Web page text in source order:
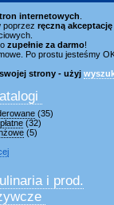
internetowych
poprzez ręczną akceptację
zupełnie za darmo!
Po prostu jesteśmy
strony - użyj
(35)
(32)
(5)
i prod.